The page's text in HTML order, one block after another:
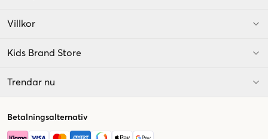
Villkor
Kids Brand Store
Trendar nu
Betalningsalternativ